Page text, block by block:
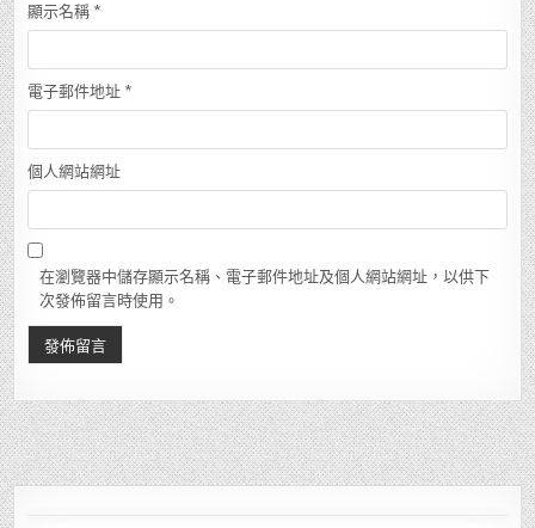
顯示名稱 *
電子郵件地址 *
個人網站網址
在瀏覽器中儲存顯示名稱、電子郵件地址及個人網站網址，以供下
次發佈留言時使用。